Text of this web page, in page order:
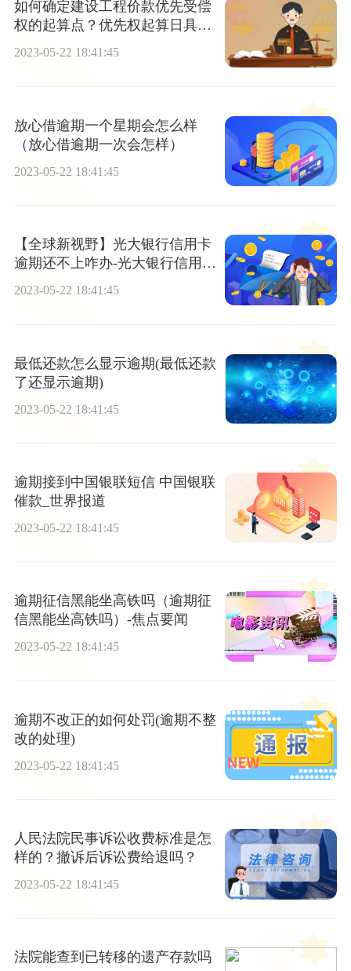
如何确定建设工程价款优先受偿
权的起算点？优先权起算日具体
设定的设想有哪些？
2023-05-22 18:41:45
放心借逾期一个星期会怎么样
（放心借逾期一次会怎样）
2023-05-22 18:41:45
【全球新视野】光大银行信用卡
逾期还不上咋办-光大银行信用卡
逾期还不上咋办呢
2023-05-22 18:41:45
最低还款怎么显示逾期(最低还款
了还显示逾期)
2023-05-22 18:41:45
逾期接到中国银联短信 中国银联
催款_世界报道
2023-05-22 18:41:45
逾期征信黑能坐高铁吗（逾期征
信黑能坐高铁吗）-焦点要闻
2023-05-22 18:41:45
逾期不改正的如何处罚(逾期不整
改的处理)
2023-05-22 18:41:45
人民法院民事诉讼收费标准是怎
样的？撤诉后诉讼费给退吗？
2023-05-22 18:41:45
法院能查到已转移的遗产存款吗